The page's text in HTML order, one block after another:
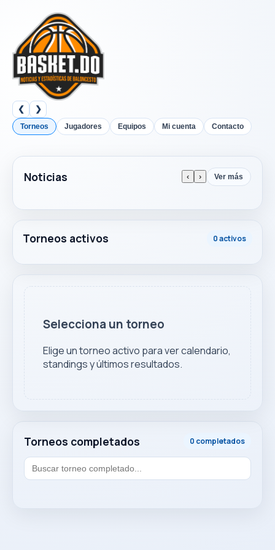
❮ ❯
Torneos Jugadores Equipos Mi cuenta Contacto
Noticias ‹ › Ver más
Torneos activos 0 activos
Torneos completados 0 completados
Selecciona un torneo
Elige un torneo activo para ver calendario,
standings y últimos resultados.